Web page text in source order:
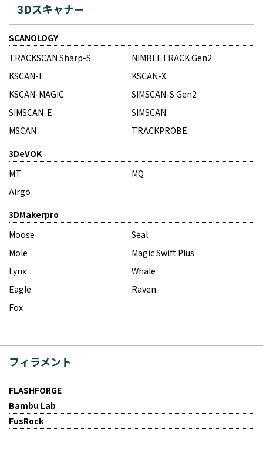
3Dスキャナー
SCANOLOGY
TRACKSCAN Sharp-S
NIMBLETRACK Gen2
KSCAN-E
KSCAN-X
KSCAN-MAGIC
SIMSCAN-S Gen2
SIMSCAN-E
SIMSCAN
MSCAN
TRACKPROBE
3DeVOK
MT
MQ
Airgo
3DMakerpro
Moose
Seal
Mole
Magic Swift Plus
Lynx
Whale
Eagle
Raven
Fox
フィラメント
FLASHFORGE
Bambu Lab
FusRock